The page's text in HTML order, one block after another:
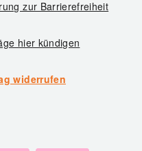
zur Barrierefreiheit
hier kündigen
widerrufen